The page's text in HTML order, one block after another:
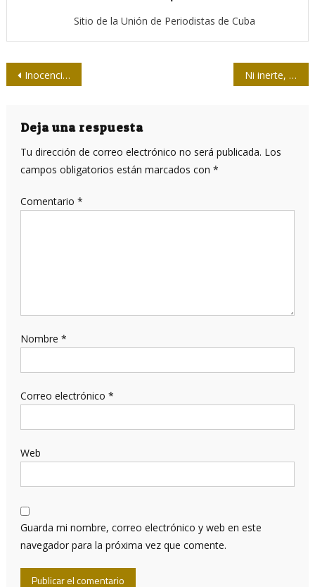
Sitio de la Unión de Periodistas de Cuba
Navegación
entradas
Inocencia, hoy viernes 18, en presentación especial para la prensa Ni inerte, ni insomne
Deja una respuesta
Tu dirección de correo electrónico no será publicada. Los
campos obligatorios están marcados con *
Comentario *
Nombre *
Correo electrónico *
Web
Guarda mi nombre, correo electrónico y web en este
navegador para la próxima vez que comente.